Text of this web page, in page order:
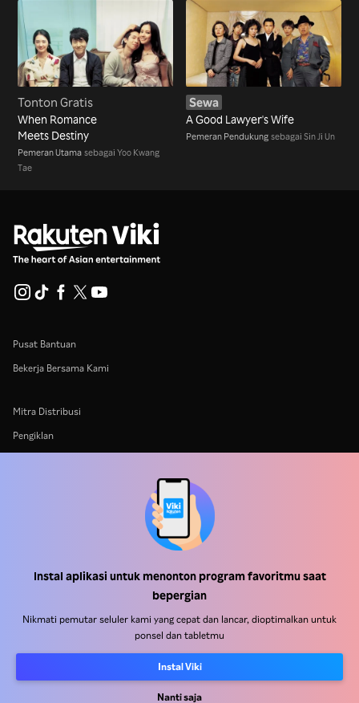
Instal aplikasi untuk menonton program favoritmu saat
bepergian
Nikmati pemutar seluler kami yang cepat dan lancar, dioptimalkan untuk
ponsel dan tabletmu
Instal Viki
Nanti saja
Tonton Gratis
When Romance
Meets Destiny
Pemeran Utama sebagai Yoo Kwang
Tae
Sewa
A Good Lawyer's Wife
Pemeran Pendukung sebagai Sin Ji Un
Pusat Bantuan
Bekerja Bersama Kami
Mitra Distribusi
Pengiklan
Kebijakan Cookie dan Teknologi Penelusuran
Kebijakan Hak Cipta
RakutenRakuten KoboRakuten ViberRakuten TravelMore servicesAbout Rakuten